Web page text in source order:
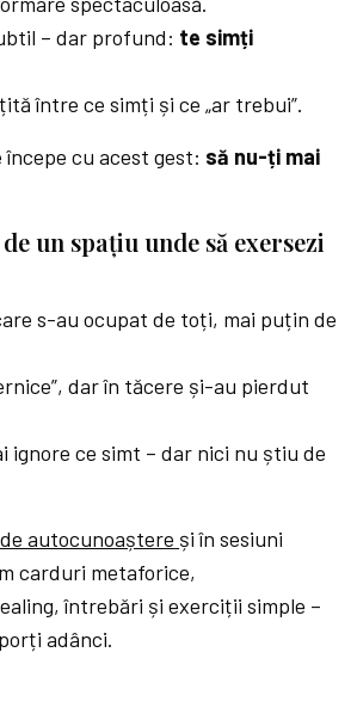
– dar profund: te simți
între ce simți și ce „ar trebui”.
cu acest gest: să nu-ți mai
un spațiu unde să exersezi
s-au ocupat de toți, mai puțin de
dar în tăcere și-au pierdut
ignore ce simt – dar nici nu știu de
autocunoaștere și în sesiuni
carduri metaforice,
întrebări și exerciții simple –
adânci.